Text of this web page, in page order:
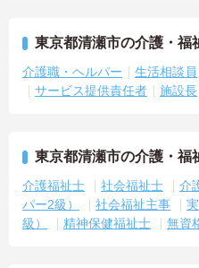
東京都清瀬市の介護・福
介護職・ヘルパー 生活相談員
サービス提供責任者
施設長
東京都清瀬市の介護・福
介護福祉士 社会福祉士
介
パー2級）
社会福祉主事
級）
精神保健福祉士 無資